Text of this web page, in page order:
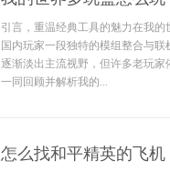
引言，重温经典工具的魅力在我
国内玩家一段独特的模组整合与
逐渐淡出主流视野，但许多老玩
一同回顾并解析我的...
怎么找和平精英的飞